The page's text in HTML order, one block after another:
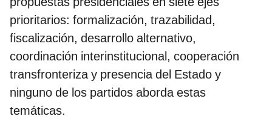
prioritarios: formalización, trazabilidad,
fiscalización, desarrollo alternativo,
coordinación interinstitucional, cooperación
transfronteriza y presencia del Estado y
ninguno de los partidos aborda estas
temáticas.